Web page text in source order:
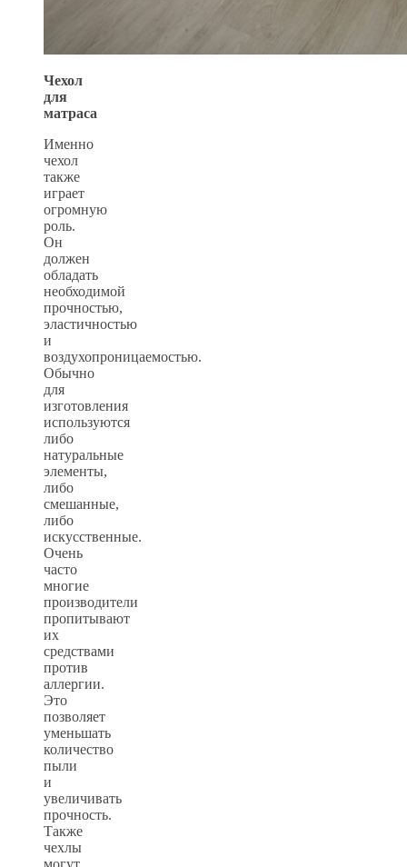
Чехол
для
матраса
Именно
чехол
также
играет
огромную
роль.
Он
должен
обладать
необходимой
прочностью,
эластичностью
и
воздухопроницаемостью.
Обычно
для
изготовления
используются
либо
натуральные
элементы,
либо
смешанные,
либо
искусственные.
Очень
часто
многие
производители
пропитывают
их
средствами
против
аллергии.
Это
позволяет
уменьшать
количество
пыли
и
увеличивать
прочность.
Также
чехлы
могут